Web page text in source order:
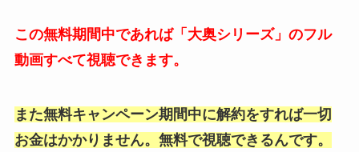
この無料期間中であれば「大奥シリーズ」のフル
動画すべて視聴できます。
また無料キャンペーン期間中に解約をすれば一切
お金はかかりません。無料で視聴できるんです。